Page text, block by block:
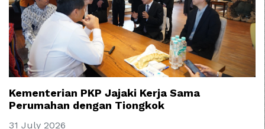
Kementerian PKP Jajaki Kerja Sama
Perumahan dengan Tiongkok
31 July 2026